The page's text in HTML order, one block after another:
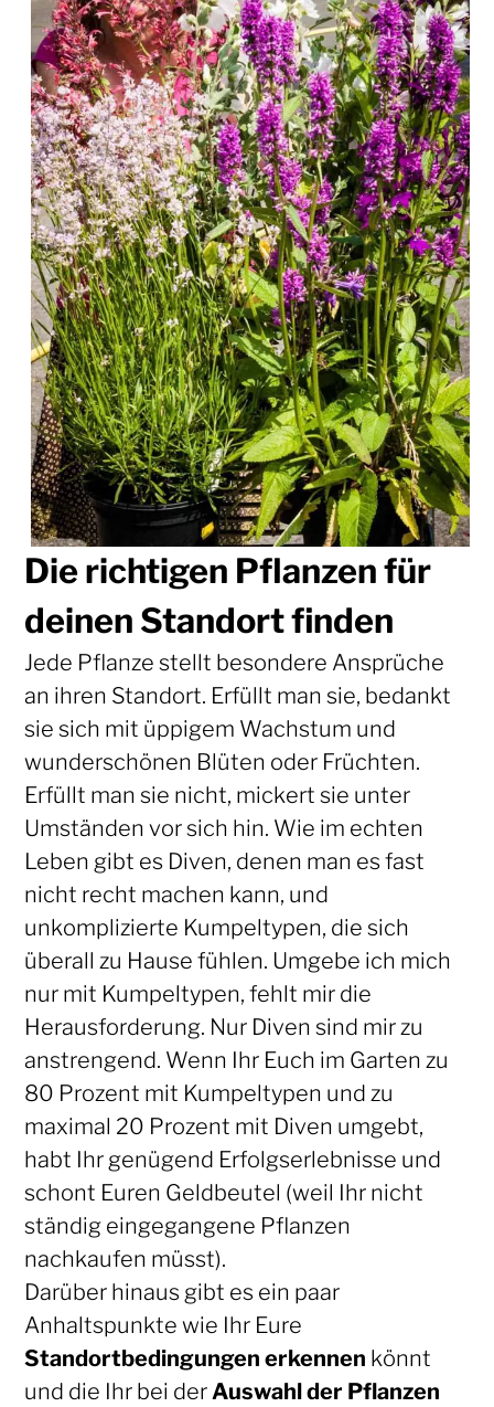
Die richtigen Pflanzen für
deinen Standort finden
Jede Pflanze stellt besondere Ansprüche
an ihren Standort. Erfüllt man sie, bedankt
sie sich mit üppigem Wachstum und
wunderschönen Blüten oder Früchten.
Erfüllt man sie nicht, mickert sie unter
Umständen vor sich hin. Wie im echten
Leben gibt es Diven, denen man es fast
nicht recht machen kann, und
unkomplizierte Kumpeltypen, die sich
überall zu Hause fühlen. Umgebe ich mich
nur mit Kumpeltypen, fehlt mir die
Herausforderung. Nur Diven sind mir zu
anstrengend. Wenn Ihr Euch im Garten zu
80 Prozent mit Kumpeltypen und zu
maximal 20 Prozent mit Diven umgebt,
habt Ihr genügend Erfolgserlebnisse und
schont Euren Geldbeutel (weil Ihr nicht
ständig eingegangene Pflanzen
nachkaufen müsst).
Darüber hinaus gibt es ein paar
Anhaltspunkte wie Ihr Eure
Standortbedingungen erkennen könnt
und die Ihr bei der Auswahl der Pflanzen